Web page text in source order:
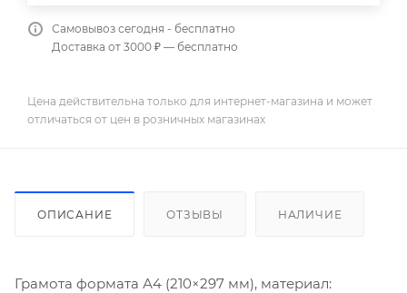
Самовывоз сегодня - бесплатно
Доставка от 3000 ₽ — бесплатно
Цена действительна только для интернет-магазина и может
отличаться от цен в розничных магазинах
ОПИСАНИЕ ОТЗЫВЫ НАЛИЧИЕ
Грамота формата А4 (210×297 мм), материал: